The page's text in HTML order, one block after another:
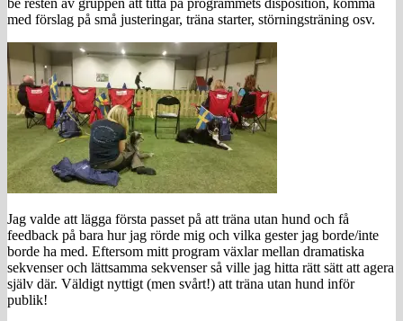
med förslag på små justeringar, träna starter, störningsträning osv.
Jag valde att lägga första passet på att träna utan hund och få
feedback på bara hur jag rörde mig och vilka gester jag borde/inte
borde ha med. Eftersom mitt program växlar mellan dramatiska
sekvenser och lättsamma sekvenser så ville jag hitta rätt sätt att agera
själv där. Väldigt nyttigt (men svårt!) att träna utan hund inför
publik!